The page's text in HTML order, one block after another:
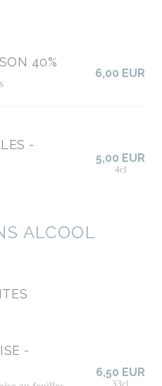
40%
6,00 EUR
-
5,00 EUR
4cl
ALCOOL
-
6,50 EUR
33cl